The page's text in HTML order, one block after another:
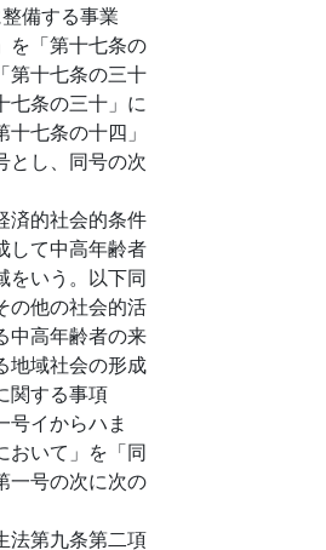
備する事業
を「第十七条の
第十七条の三十
七条の三十」に
七条の十四」
とし、同号の次
済的社会的条件
して中高年齢者
をいう。以下同
の他の社会的活
中高年齢者の来
地域社会の形成
関する事項
イからハま
おいて」を「同
一号の次に次の
法第九条第二項